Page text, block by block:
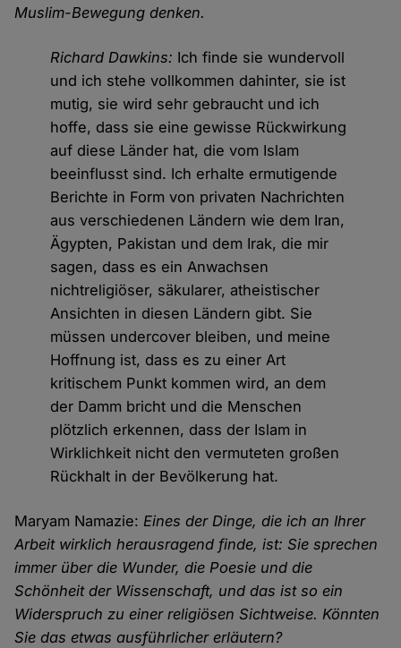
Muslim-Bewegung denken.
Richard Dawkins: Ich finde sie wundervoll
und ich stehe vollkommen dahinter, sie ist
mutig, sie wird sehr gebraucht und ich
hoffe, dass sie eine gewisse Rückwirkung
auf diese Länder hat, die vom Islam
beeinflusst sind. Ich erhalte ermutigende
Berichte in Form von privaten Nachrichten
aus verschiedenen Ländern wie dem Iran,
Ägypten, Pakistan und dem Irak, die mir
sagen, dass es ein Anwachsen
nichtreligiöser, säkularer, atheistischer
Ansichten in diesen Ländern gibt. Sie
müssen undercover bleiben, und meine
Hoffnung ist, dass es zu einer Art
kritischem Punkt kommen wird, an dem
der Damm bricht und die Menschen
plötzlich erkennen, dass der Islam in
Wirklichkeit nicht den vermuteten großen
Rückhalt in der Bevölkerung hat.
Maryam Namazie:Eines der Dinge, die ich an Ihrer
Arbeit wirklich herausragend finde, ist: Sie sprechen
immer über die Wunder, die Poesie und die
Schönheit der Wissenschaft, und das ist so ein
Widerspruch zu einer religiösen Sichtweise. Könnten
Sie das etwas ausführlicher erläutern?